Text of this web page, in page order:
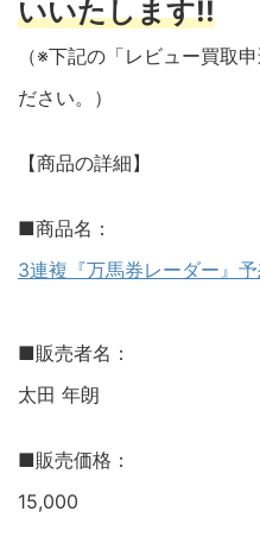
いいたします!!
（※下記の「レビュー買取
ださい。）
【商品の詳細】
■商品名：
3連複『万馬券レーダー』予
■販売者名：
太田 年朗
■販売価格：
15,000